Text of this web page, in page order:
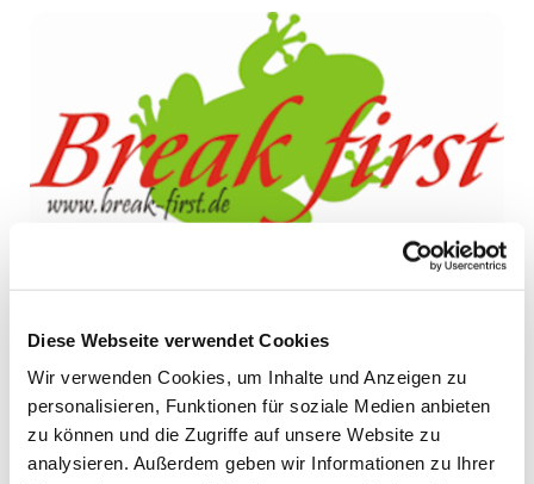
Diese Webseite verwendet Cookies
Wir verwenden Cookies, um Inhalte und Anzeigen zu
personalisieren, Funktionen für soziale Medien anbieten
zu können und die Zugriffe auf unsere Website zu
analysieren. Außerdem geben wir Informationen zu Ihrer
Samstag, 22. Januar 2028, 18:00
Uhr